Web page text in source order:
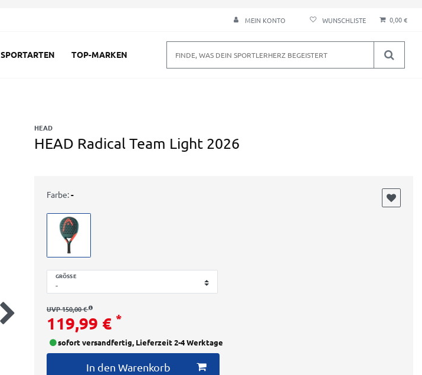
MEIN KONTO 0,00 €
SPORTARTEN TOP-MARKEN
HEAD
HEAD Radical Team Light 2026
GRÖSSE
Farbe:-
UVP 150,00 €
119,99 € *
sofort versandfertig, Lieferzeit 2-4 Werktage
In den Warenkorb